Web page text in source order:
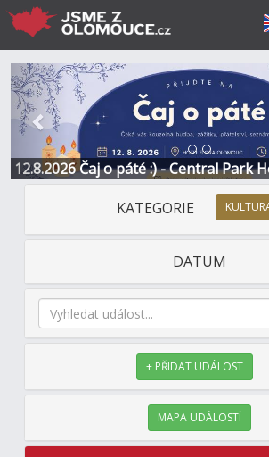
12.8.2026 Čaj o páté :) - Central Park
Předchozí
KATEGORIE
DATUM
+ PŘIDAT UDÁLOST
MAPA UDÁLOSTÍ